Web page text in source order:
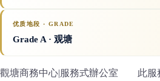
优质地段 · GRADE
Grade A· 观塘
觀塘商務中心|服務式辦公室 此服